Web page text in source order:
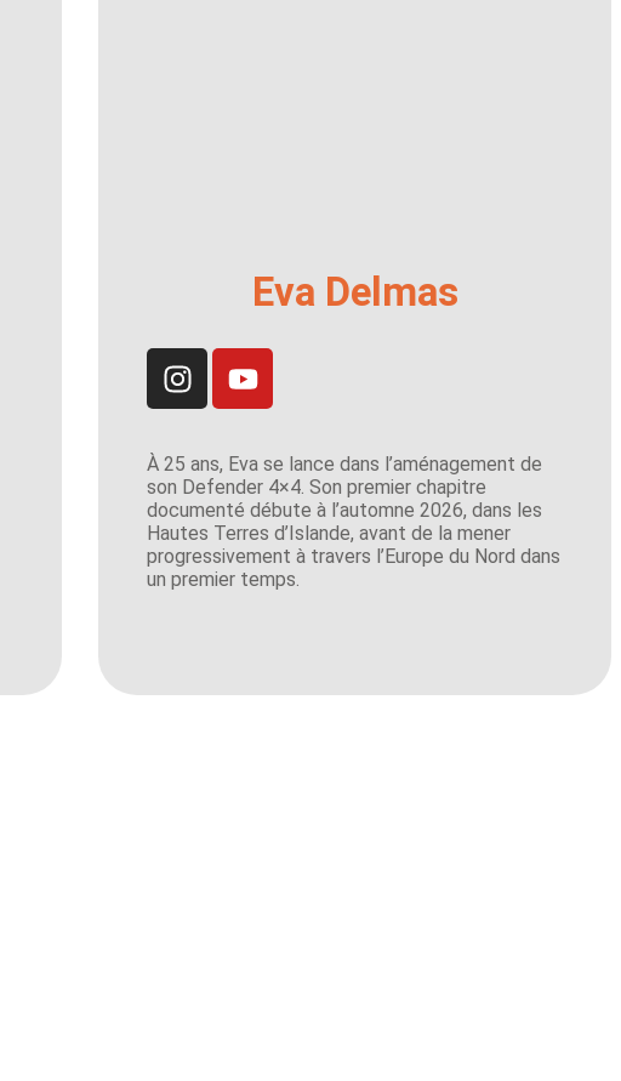
Eva Delmas
À 25 ans, Eva se lance dans l’aménagement de
son Defender 4×4. Son premier chapitre
documenté débute à l’automne 2026, dans les
Hautes Terres d’Islande, avant de la mener
progressivement à travers l’Europe du Nord dans
un premier temps.